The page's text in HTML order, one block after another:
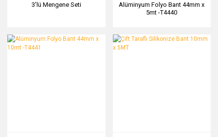
3'lü Mengene Seti
Alüminyum Folyo Bant 44mm x
5mt -T4440